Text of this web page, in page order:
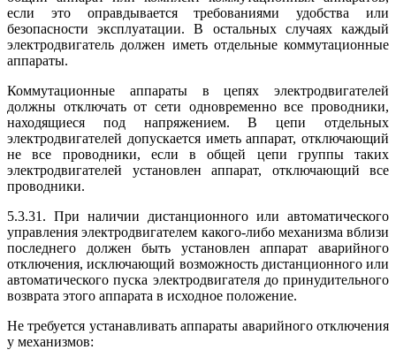
если это оправдывается требованиями удобства или
безопасности эксплуатации. В остальных случаях каждый
электродвигатель должен иметь отдельные коммутационные
аппараты.
Коммутационные аппараты в цепях электродвигателей
должны отключать от сети одновременно все проводники,
находящиеся под напряжением. В цепи отдельных
электродвигателей допускается иметь аппарат, отключающий
не все проводники, если в общей цепи группы таких
электродвигателей установлен аппарат, отключающий все
проводники.
5.3.31. При наличии дистанционного или автоматического
управления электродвигателем какого-либо механизма вблизи
последнего должен быть установлен аппарат аварийного
отключения, исключающий возможность дистанционного или
автоматического пуска электродвигателя до принудительного
возврата этого аппарата в исходное положение.
Не требуется устанавливать аппараты аварийного отключения
у механизмов: